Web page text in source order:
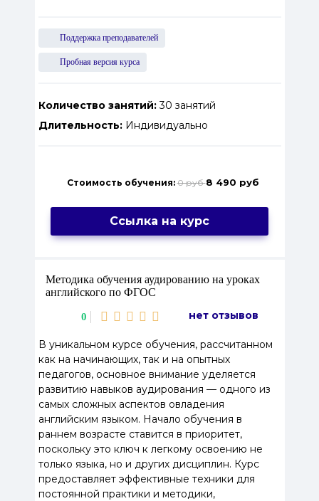
Поддержка преподавателей
Пробная версия курса
Количество занятий:30 занятий
Длительность:Индивидуально
Стоимость обучения: 0 руб8 490 руб
Ссылка на курс
Методика обучения аудированию на уроках
английского по ФГОС
0 нет отзывов
В уникальном курсе обучения, рассчитанном
как на начинающих, так и на опытных
педагогов, основное внимание уделяется
развитию навыков аудирования — одного из
самых сложных аспектов овладения
английским языком. Начало обучения в
раннем возрасте ставится в приоритет,
поскольку это ключ к легкому освоению не
только языка, но и других дисциплин. Курс
предоставляет эффективные техники для
постоянной практики и методики,